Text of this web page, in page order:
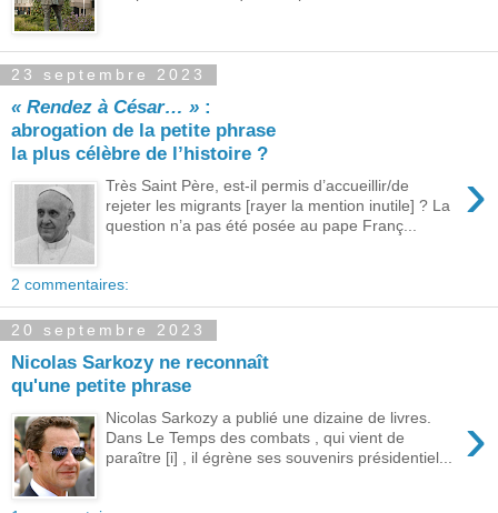
23 septembre 2023
« Rendez à César… » :
abrogation de la petite phrase
la plus célèbre de l’histoire ?
›
Très Saint Père, est-il permis d’accueillir/de
rejeter les migrants [rayer la mention inutile] ? La
question n’a pas été posée au pape Franç...
2 commentaires:
20 septembre 2023
Nicolas Sarkozy ne reconnaît
qu'une petite phrase
›
Nicolas Sarkozy a publié une dizaine de livres.
Dans Le Temps des combats , qui vient de
paraître [i] , il égrène ses souvenirs présidentiel...